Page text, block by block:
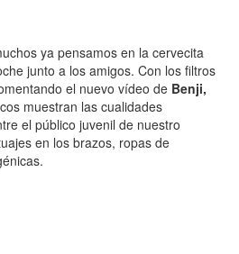
ya pensamos en la cervecita
junto a los amigos. Con los filtros
el nuevo vídeo de Benji,
muestran las cualidades
el público juvenil de nuestro
en los brazos, ropas de